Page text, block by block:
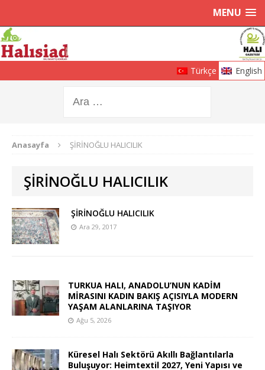
MENU
Türkçe English
Anasayfa ŞİRİNOĞLU HALICILIK
ŞİRİNOĞLU HALICILIK
ŞİRİNOĞLU HALICILIK
Ara 29, 2017
TURKUA HALI, ANADOLU’NUN KADİM
MİRASINI KADIN BAKIŞ AÇISIYLA MODERN
YAŞAM ALANLARINA TAŞIYOR
Ağu 5, 2026
Küresel Halı Sektörü Akıllı Bağlantılarla
Buluşuyor: Heimtextil 2027, Yeni Yapısı ve